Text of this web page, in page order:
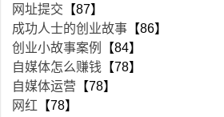
网址提交 【87】
成功人士的创业故事 【86】
创业小故事案例
【84】
自媒体怎么赚钱 【78】
自媒体运营 【78】
网红 【78】